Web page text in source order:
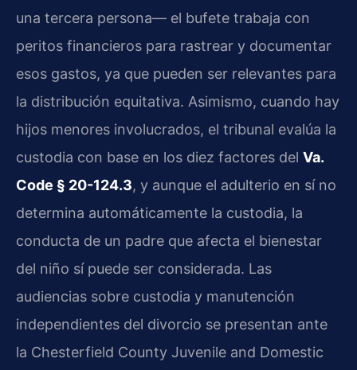
una tercera persona— el bufete trabaja con
peritos financieros para rastrear y documentar
esos gastos, ya que pueden ser relevantes para
la distribución equitativa. Asimismo, cuando hay
hijos menores involucrados, el tribunal evalúa la
custodia con base en los diez factores del Va.
Code § 20-124.3, y aunque el adulterio en sí no
determina automáticamente la custodia, la
conducta de un padre que afecta el bienestar
del niño sí puede ser considerada. Las
audiencias sobre custodia y manutención
independientes del divorcio se presentan ante
la Chesterfield County Juvenile and Domestic